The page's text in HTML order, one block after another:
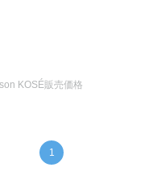
KOSÉ販売価格
1